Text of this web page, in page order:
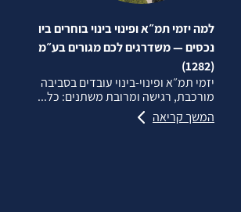
למה יזמי תמ״א ופינוי בינוי בוחרים ביו
נכסים — משדרגים לכם מגורים בע״מ
(1282)
יזמי תמ״א ופינוי‑בינוי עובדים בסביבה
מורכבת, רגישה ומרובת משתנים: כל...
המשך קריאה